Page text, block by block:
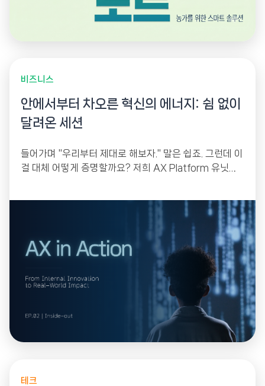
비즈니스
안에서부터 차오른 혁신의 에너지: 쉼 없이
달려온 세션
들어가며 "우리부터 제대로 해보자." 말은 쉽죠. 그런데 이
걸 대체 어떻게 증명할까요? 저희 AX Platform 유닛이
테크